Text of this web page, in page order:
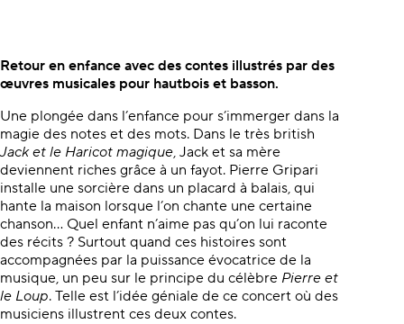
À propos du concert
Retour en enfance avec des contes illustrés par des
œuvres musicales pour hautbois et basson.
Une plongée dans l’enfance pour s’immerger dans la
magie des notes et des mots. Dans le très british
Jacket le Haricot magique, Jack et sa mère
deviennent riches grâce à un fayot. Pierre Gripari
installe une sorcière dans un placard à balais, qui
hante la maison lorsque l’on chante une certaine
chanson… Quel enfant n’aime pas qu’on lui raconte
des récits ? Surtout quand ces histoires sont
accompagnées par la puissance évocatrice de la
musique, un peu sur le principe du célèbre Pierre et
le Loup. Telle est l’idée géniale de ce concert où des
musiciens illustrent ces deux contes.